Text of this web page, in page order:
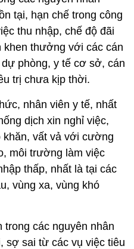
tại, hạn chế trong công
thu nhập, chế độ đãi
khen thưởng với các cán
phòng, y tế cơ sở, cán
trị chưa kịp thời.
nhân viên y tế, nhất
dịch xin nghỉ việc,
khăn, vất vả với cường
môi trường làm việc
thấp, nhất là tại các
vùng xa, vùng khó
trong các nguyên nhân
sợ sai từ các vụ việc tiêu